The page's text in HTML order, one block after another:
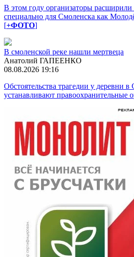
В этом году организаторы
специально для Смоленска как
[+ФОТО]
В смоленской реке нашли мертвеца
Анатолий ГАПЕЕНКО
08.08.2026 19:16
Обстоятельства трагедии у деревни
устанавливают правоохранительные